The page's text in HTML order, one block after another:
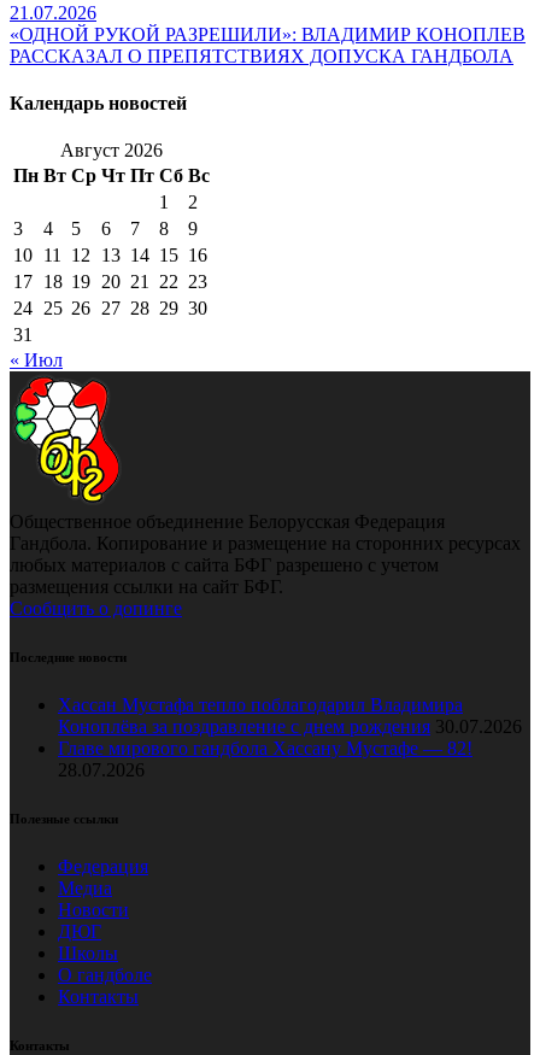
21.07.2026
«ОДНОЙ РУКОЙ РАЗРЕШИЛИ»: ВЛАДИМИР КОНОПЛЕВ
РАССКАЗАЛ О ПРЕПЯТСТВИЯХ ДОПУСКА ГАНДБОЛА
Календарь новостей
Август 2026
Пн Вт Ср Чт Пт Сб Вс
1
2
3
4 5 6 7 8
9
10 11 12 13 14 15 16
17 18 19 20 21 22 23
24 25 26 27 28 29 30
31
« Июл
Общественное объединение Белорусская Федерация
Гандбола. Копирование и размещение на сторонних ресурсах
любых материалов с сайта БФГ разрешено с учетом
размещения ссылки на сайт БФГ.
Сообщить о допинге
Последние новости
Хассан Мустафа тепло поблагодарил Владимира
Коноплёва за поздравление с днем рождения 30.07.2026
Главе мирового гандбола Хассану Мустафе — 82!
28.07.2026
Полезные ссылки
Федерация
Медиа
Новости
ДЮГ
Школы
О гандболе
Контакты
Контакты